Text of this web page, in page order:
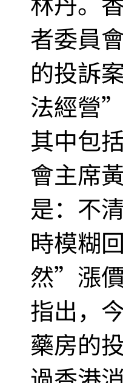
者委員
的投訴
法經營
其中包
會主席
是：不
時模糊
然”漲
指出，
藥房的